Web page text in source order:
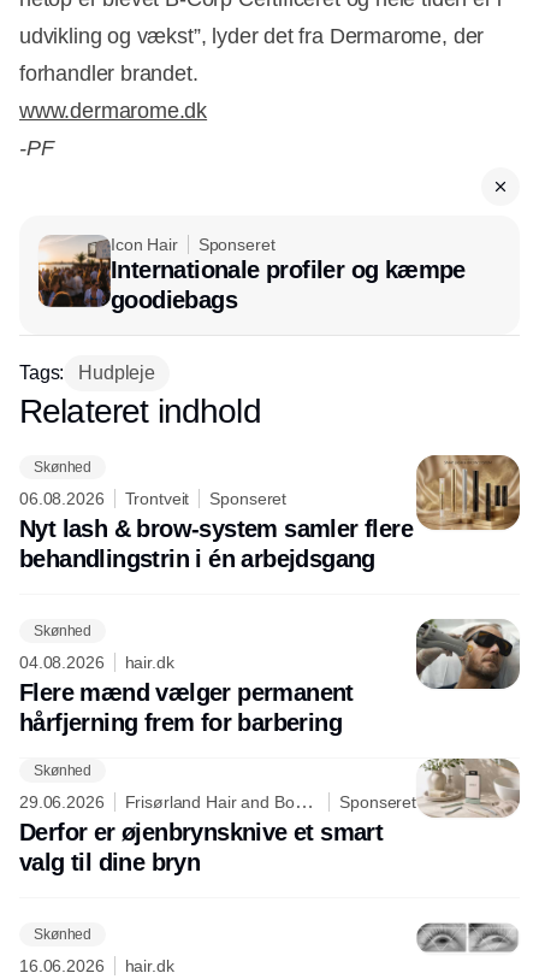
Annonce
udvikling og vækst”, lyder det fra Dermarome, der
forhandler brandet.
www.dermarome.dk
-PF
Icon Hair Sponseret
Internationale profiler og kæmpe
goodiebags
Tags: Hudpleje
Annonce
Relateret indhold
Skønhed
06.08.2026 Trontveit Sponseret
Nyt lash & brow-system samler flere
behandlingstrin i én arbejdsgang
Skønhed
04.08.2026 hair.dk
Flere mænd vælger permanent
hårfjerning frem for barbering
Skønhed
29.06.2026
Frisørland Hair and Body
Care
Sponseret
Derfor er øjenbrynsknive et smart
valg til dine bryn
Skønhed
16.06.2026 hair.dk